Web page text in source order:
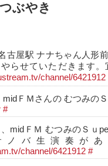
ぶやき
古屋駅 ナナちゃん人形
らせていただきます
channel/6421912
midＦＭさんの むつみの
#
midＦＭ むつみのＳｕ
ノバ生演奏が
channel/6421912 #